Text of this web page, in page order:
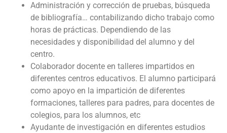
Administración y corrección de pruebas, búsqueda
de bibliografía… contabilizando dicho trabajo como
horas de prácticas. Dependiendo de las
necesidades y disponibilidad del alumno y del
centro.
Colaborador docente en talleres impartidos en
diferentes centros educativos. El alumno participará
como apoyo en la impartición de diferentes
formaciones, talleres para padres, para docentes de
colegios, para los alumnos, etc
Ayudante de investigación en diferentes estudios